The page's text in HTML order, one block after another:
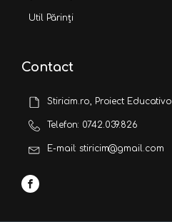
Util Părinți
Contact
Stiricim.ro, Proiect Educativo
Telefon: 0742.039.826
E-mail: stiricim@gmail.com